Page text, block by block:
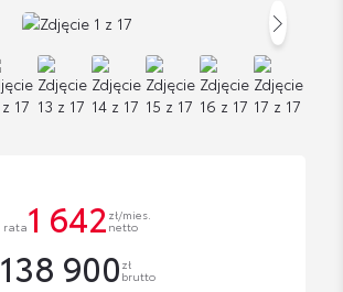
rata1 642 zł/mies.
netto
138 900 zł
brutto